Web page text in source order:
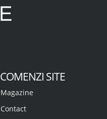
COMENZI SITE
Magazine
Contact